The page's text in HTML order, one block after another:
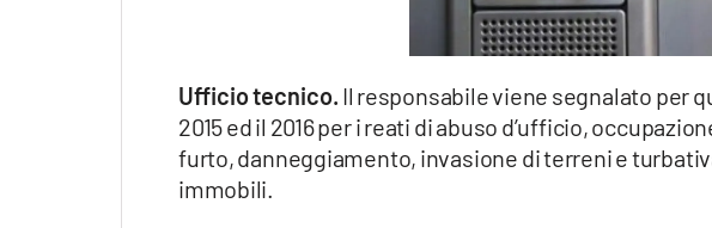
Ufficio tecnico. Il responsabile viene segnalato per
2015 ed il 2016 per i reati di abuso d’ufficio,
furto, danneggiamento, invasione di terreni e
immobili.